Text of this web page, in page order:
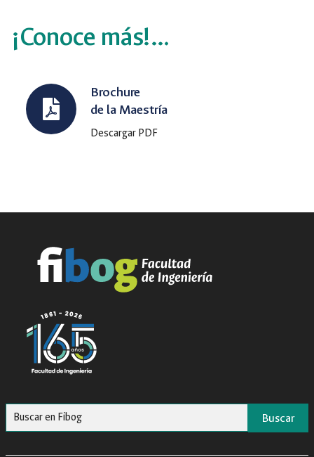
¡Conoce más!…
Brochure
de la Maestría
Descargar PDF
Buscar